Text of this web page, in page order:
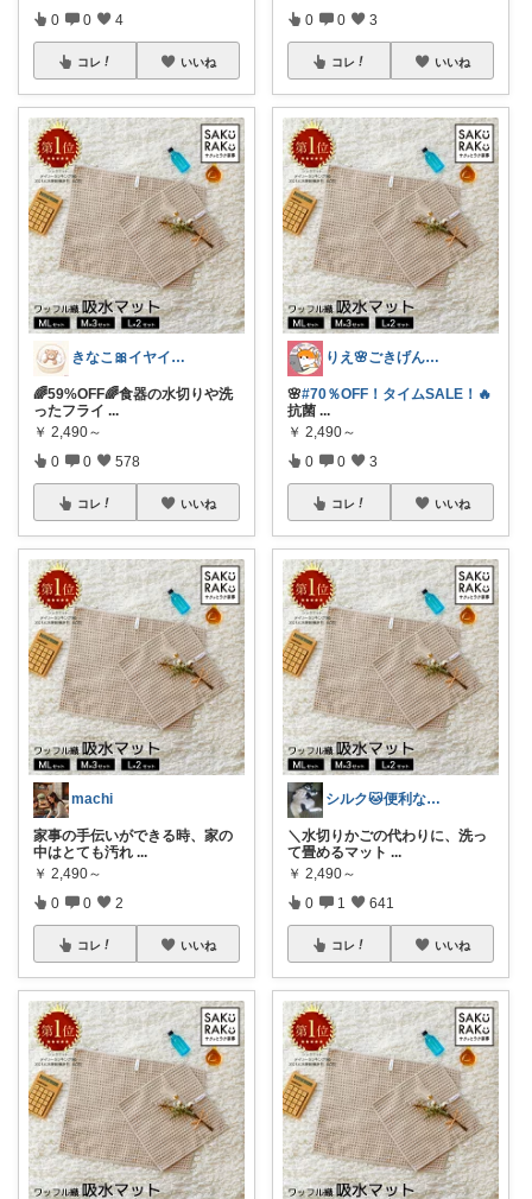
0 0 4
コレ いいね
きなこ🎀イヤイヤ期育児中
🌈59%OFF🌈食器の水切りや洗
ったフライ ...
￥ 2,490～
0 0 578
コレ いいね
machi
家事の手伝いができる時、家の
中はとても汚れ ...
￥ 2,490～
0 0 2
コレ いいね
0 0 3
コレ いいね
りえ🌸ごきげんな暮らし🏠🌿
🌸#70％OFF！タイムSALE！🔥
抗菌 ...
￥ 2,490～
0 0 3
コレ いいね
シルク🐱便利な暮らし
＼水切りかごの代わりに、洗っ
て畳めるマット ...
￥ 2,490～
0 1 641
コレ いいね